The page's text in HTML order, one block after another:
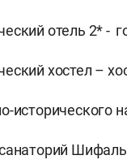
отель 2* -
хостел –
исторического